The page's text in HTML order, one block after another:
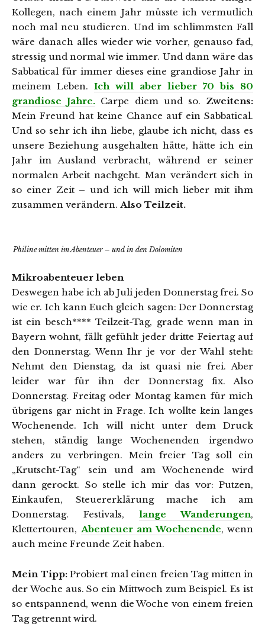
Kollegen, nach einem Jahr müsste ich vermutlich
noch mal neu studieren. Und im schlimmsten Fall
wäre danach alles wieder wie vorher, genauso fad,
stressig und normal wie immer. Und dann wäre das
Sabbatical für immer dieses eine grandiose Jahr in
meinem Leben. Ich will aber lieber 70 bis 80
grandiose Jahre. Carpe diem und so. Zweitens:
Mein Freund hat keine Chance auf ein Sabbatical.
Und so sehr ich ihn liebe, glaube ich nicht, dass es
unsere Beziehung ausgehalten hätte, hätte ich ein
Jahr im Ausland verbracht, während er seiner
normalen Arbeit nachgeht. Man verändert sich in
so einer Zeit – und ich will mich lieber mit ihm
zusammen verändern. Also Teilzeit.
Philine mitten im Abenteuer – und in den Dolomiten
Mikroabenteuer leben
Deswegen habe ich ab Juli jeden Donnerstag frei. So
wie er. Ich kann Euch gleich sagen: Der Donnerstag
ist ein besch**** Teilzeit-Tag, grade wenn man in
Bayern wohnt, fällt gefühlt jeder dritte Feiertag auf
den Donnerstag. Wenn Ihr je vor der Wahl steht:
Nehmt den Dienstag, da ist quasi nie frei. Aber
leider war für ihn der Donnerstag fix. Also
Donnerstag. Freitag oder Montag kamen für mich
übrigens gar nicht in Frage. Ich wollte kein langes
Wochenende. Ich will nicht unter dem Druck
stehen, ständig lange Wochenenden irgendwo
anders zu verbringen. Mein freier Tag soll ein
„Krutscht-Tag“ sein und am Wochenende wird
dann gerockt. So stelle ich mir das vor: Putzen,
Einkaufen, Steuererklärung mache ich am
Donnerstag. Festivals, lange Wanderungen,
Klettertouren, Abenteuer am Wochenende, wenn
auch meine Freunde Zeit haben.
Mein Tipp:Probiert mal einen freien Tag mitten in
der Woche aus. So ein Mittwoch zum Beispiel. Es ist
so entspannend, wenn die Woche von einem freien
Tag getrennt wird.